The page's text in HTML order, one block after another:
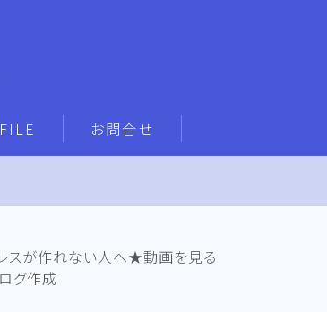
お問合せ
スが作れない人へ★動画を見る
グ作成